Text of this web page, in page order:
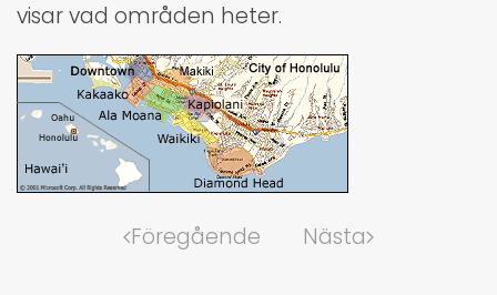
visar vad områden heter.
Föregående Nästa